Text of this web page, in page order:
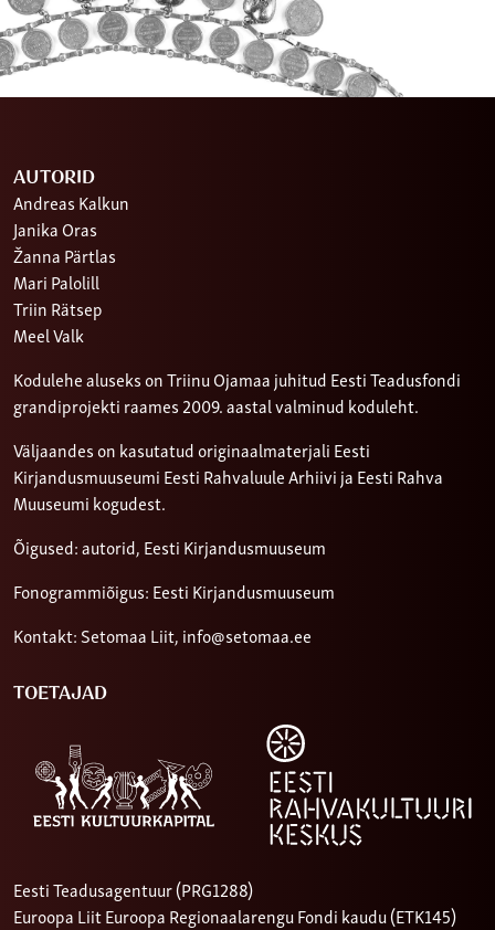
AUTORID
Andreas Kalkun
Janika Oras
Žanna Pärtlas
Mari Palolill
Triin Rätsep
Meel Valk
Kodulehe aluseks on Triinu Ojamaa juhitud Eesti Teadusfondi
grandiprojekti raames 2009. aastal valminud koduleht.
Väljaandes on kasutatud originaalmaterjali Eesti
Kirjandusmuuseumi Eesti Rahvaluule Arhiivi ja Eesti Rahva
Muuseumi kogudest.
Õigused: autorid, Eesti Kirjandusmuuseum
Fonogrammiõigus: Eesti Kirjandusmuuseum
Kontakt: Setomaa Liit, info@setomaa.ee
TOETAJAD
Eesti Teadusagentuur (PRG1288)
Euroopa Liit Euroopa Regionaalarengu Fondi kaudu (ETK145)